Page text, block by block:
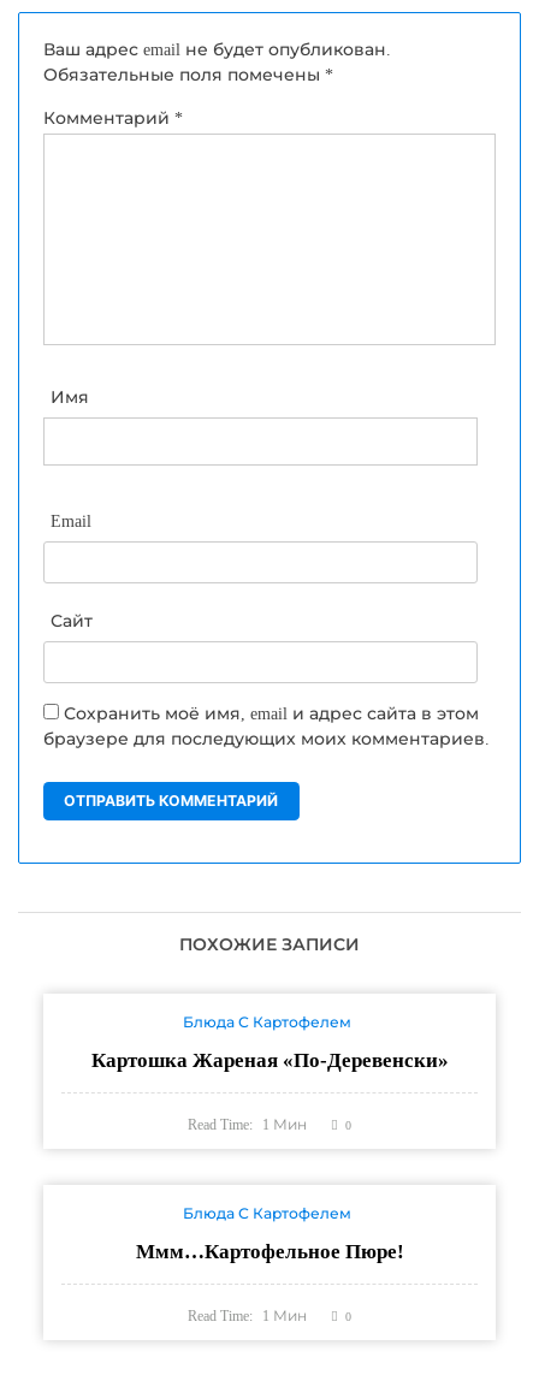
Ваш адрес email не будет опубликован.
Обязательные поля помечены *
Комментарий *
Имя
Email
Сайт
Сохранить моё имя, email и адрес сайта в этом
браузере для последующих моих комментариев.
ПОХОЖИЕ ЗАПИСИ
Блюда С Картофелем
Картошка Жареная «По-Деревенски»
Read Time: 1 Мин 0
Блюда С Картофелем
Ммм…Картофельное Пюре!
Read Time: 1 Мин 0